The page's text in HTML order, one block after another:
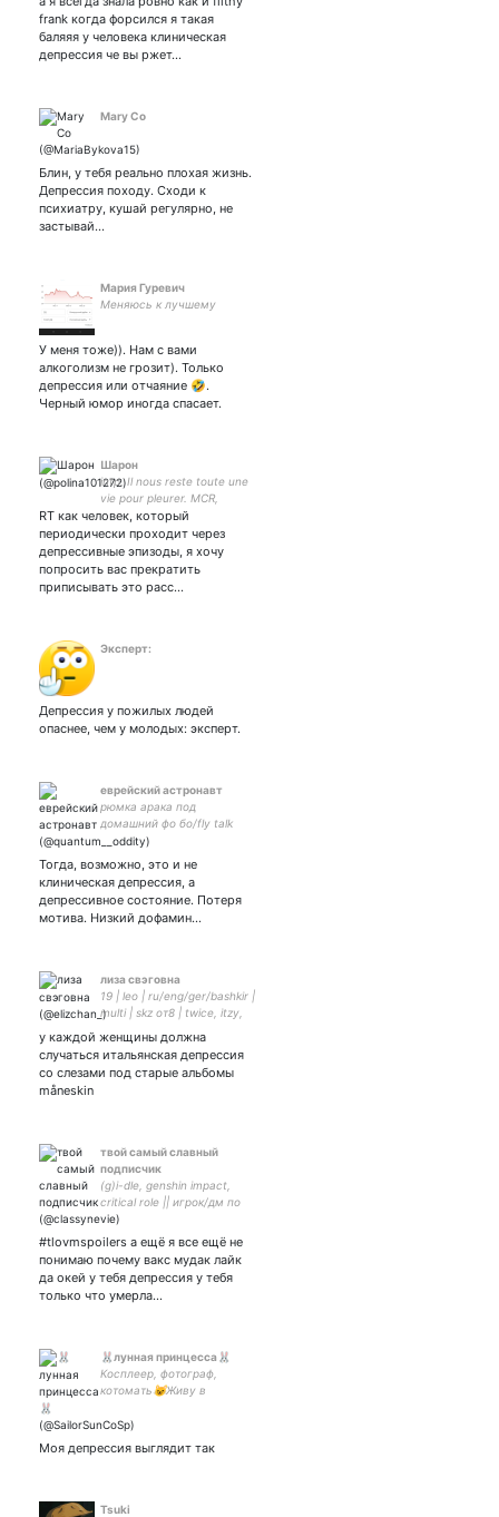
the nothing noths
frank когда форсился я такая
баляяя у человека клиническая
депрессия че вы ржет…
Mary Co
Блин, у тебя реально плохая жизнь.
Депрессия походу. Сходи к
психиатру, кушай регулярно, не
застывай…
Мария Гуревич
Меняюсь к лучшему
У меня тоже)). Нам с вами
алкоголизм не грозит). Только
депрессия или отчаяние 🤣.
Черный юмор иногда спасает.
Шарон
intp. Il nous reste toute une
vie pour pleurer. MCR,
placebo, dreamcatcher,
figure skating
RT как человек, который
периодически проходит через
депрессивные эпизоды, я хочу
попросить вас прекратить
приписывать это расс…
Эксперт:
Депрессия у пожилых людей
опаснее, чем у молодых: эксперт.
еврейский астронавт
рюмка арака под
домашний фо бо/fly talk
unofficial/Subscribe, це не
Тогда, возможно, это и не
клиническая депрессия, а
депрессивное состояние. Потеря
мотива. Низкий дофамин…
лиза свэговна
19 | leo | ru/eng/ger/bashkir |
multi | skz от8 | twice, itzy,
Junhwan Cha ❤️ hanyu,
rikuryu, tuktik, kolyada 🇯🇵🇰🇷
#нетвойне
у каждой женщины должна
случаться итальянская депрессия
со слезами под старые альбомы
måneskin
твой самый славный
подписчик
(g)i-dle, genshin impact,
critical role || игрок/дм по
днд и к сожалению порой
не могу заткнуться
#tlovmspoilers а ещё я все ещё не
понимаю почему вакс мудак лайк
да окей у тебя депрессия у тебя
только что умерла…
🐰лунная принцесса🐰
Косплеер, фотограф,
котомать😺Живу в
📝Вкусно готовлю🥰
Моя депрессия выглядит так
Tsuki